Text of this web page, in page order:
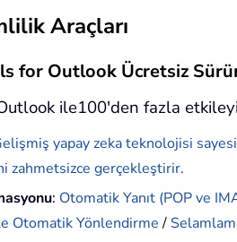
Araçları
for Outlook Ücretsiz
ile100'den fazla
yapay zeka teknolojisi
zahmetsizce gerçekleştirir.
: Otomatik Yanıt (POP ve
Otomatik Yönlendirme/